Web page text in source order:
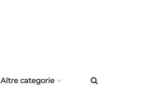
Altre categorie